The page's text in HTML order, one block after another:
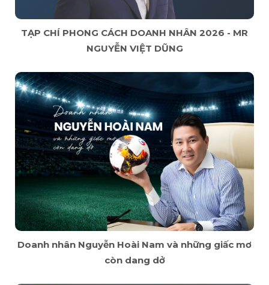
TẠP CHÍ PHONG CÁCH DOANH NHÂN 2026 - MR
NGUYỄN VIỆT DŨNG
Doanh nhân Nguyễn Hoài Nam và những giấc mơ
còn dang dở